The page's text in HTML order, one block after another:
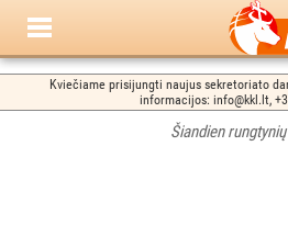
Kviečiame prisijungti naujus sekretoriato
informacijos: info@kkl.lt,
Šiandien